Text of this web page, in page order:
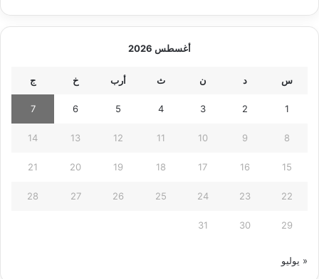
أغسطس 2026
س د ن ث أرب خ ج
1
2
3
4
5
6
7
8
9
10
11
12
13
14
15
16
17
18
19
20
21
22
23
24
25
26
27
28
29
30
31
« يوليو